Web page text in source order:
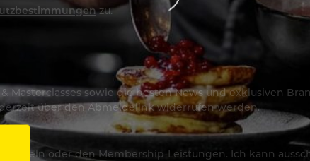
zu.
Masterclasses sowie die besten News und exklusiven
über den Abmeldelink widerrufen werden.
Artikeln oder den Membership-Leistungen. Ich kann